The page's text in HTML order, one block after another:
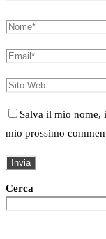
Salva il mio nome,
mio prossimo
Cerca